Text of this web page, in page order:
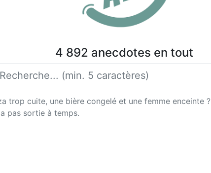
4 892 anecdotes en tout
trop cuite, une bière congelé et une femme enceinte ?
pas sortie à temps.